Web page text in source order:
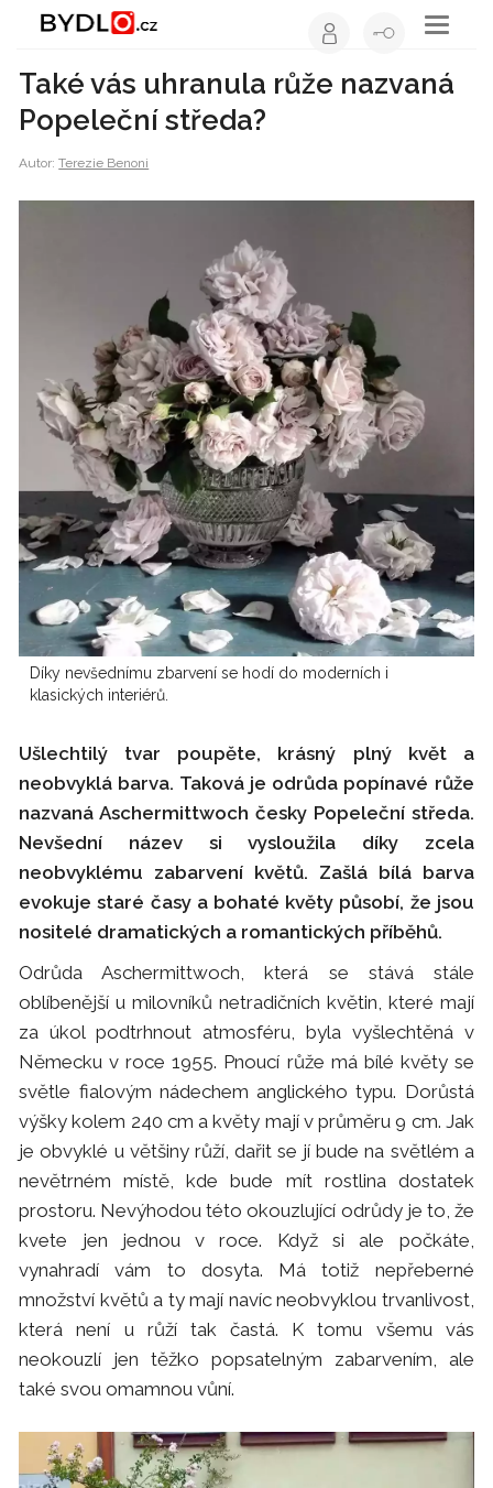
Toggle
Také vás uhranula růže nazvaná
Popeleční středa?
Autor:Terezie Benoni
Díky nevšednímu zbarvení se hodí do moderních i
klasických interiérů.
Ušlechtilý tvar poupěte, krásný plný květ a
neobvyklá barva. Taková je odrůda popínavé růže
nazvaná Aschermittwoch česky Popeleční středa.
Nevšední název si vysloužila díky zcela
neobvyklému zabarvení květů. Zašlá bílá barva
evokuje staré časy a bohaté květy působí, že jsou
nositelé dramatických a romantických příběhů.
Odrůda Aschermittwoch, která se stává stále
oblíbenější u milovníků netradičních květin, které mají
za úkol podtrhnout atmosféru, byla vyšlechtěná v
Německu v roce 1955. Pnoucí růže má bílé květy se
světle fialovým nádechem anglického typu. Dorůstá
výšky kolem 240 cm a květy mají v průměru 9 cm. Jak
je obvyklé u většiny růží, dařit se jí bude na světlém a
nevětrném místě, kde bude mít rostlina dostatek
prostoru. Nevýhodou této okouzlující odrůdy je to, že
kvete jen jednou v roce. Když si ale počkáte,
vynahradí vám to dosyta. Má totiž nepřeberné
množství květů a ty mají navíc neobvyklou trvanlivost,
která není u růží tak častá. K tomu všemu vás
neokouzlí jen těžko popsatelným zabarvením, ale
také svou omamnou vůní.